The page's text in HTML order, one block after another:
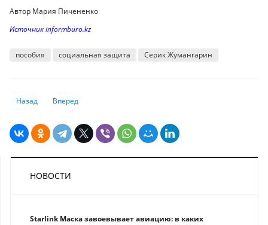
Автор Мария Пичененко
Источник informburo.kz
пособия социальная защита Серик Жумангарин
Предыдущий: Токаев: ВВП Казахстана впервые в истории страны
Назад Следующий: Нацбанк Казахстана прогнозирует инфляцию в
Вперед
НОВОСТИ
Starlink Маска завоевывает авиацию: в каких